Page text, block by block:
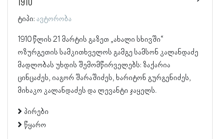
ტიპი: ავტორობა
1910 წლის 21 მარტის გაზეთ „ახალი სხივში“
ოზურგეთის სამკითხველოს გამგე სამსონ კალანდაძე
მადლობას უხდის შემომწირველებს: ზაქარია
ცინცაძეს, იაგორ შარაშიძეს, ხარიტონ გურგენიძეს,
მიხაკო კალანდაძეს და ლევანტი ჯაყელს.
პირები
წყარო